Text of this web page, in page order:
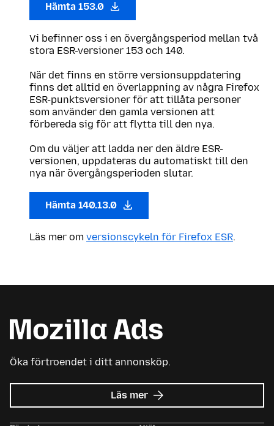
Hämta 153.0
Vi befinner oss i en övergångsperiod mellan två
stora ESR-versioner 153 och 140.
När det finns en större versionsuppdatering
finns det alltid en överlappning av några Firefox
ESR-punktsversioner för att tillåta personer
som använder den gamla versionen att
förbereda sig för att flytta till den nya.
Om du väljer att ladda ner den äldre ESR-
versionen, uppdateras du automatiskt till den
nya när övergångsperioden slutar.
Hämta 140.13.0
Läs mer om versionscykeln för Firefox ESR.
Öka förtroendet i ditt annonsköp.
Läs mer om
Mozilla